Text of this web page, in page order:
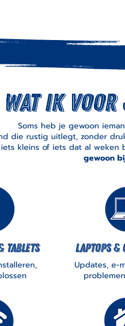
Wat ik
Soms heb je gewoon
die rustig uitlegt, zonder
kleins of iets dat al weken
gewoon
Tablets laptops &
Updates, e-